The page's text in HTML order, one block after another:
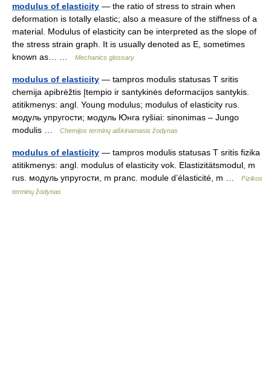
modulus of elasticity — the ratio of stress to strain when
deformation is totally elastic; also a measure of the stiffness of a
material. Modulus of elasticity can be interpreted as the slope of
the stress strain graph. It is usually denoted as E, sometimes
known as… …
Mechanics glossary
modulus of elasticity — tampros modulis statusas T sritis
chemija apibrėžtis Įtempio ir santykinės deformacijos santykis.
atitikmenys: angl. Young modulus; modulus of elasticity rus.
модуль упругости; модуль Юнга ryšiai: sinonimas – Jungo
modulis …
Chemijos terminų aiškinamasis žodynas
modulus of elasticity — tampros modulis statusas T sritis fizika
atitikmenys: angl. modulus of elasticity vok. Elastizitätsmodul, m
rus. модуль упругости, m pranc. module d’élasticité, m …
Fizikos
terminų žodynas